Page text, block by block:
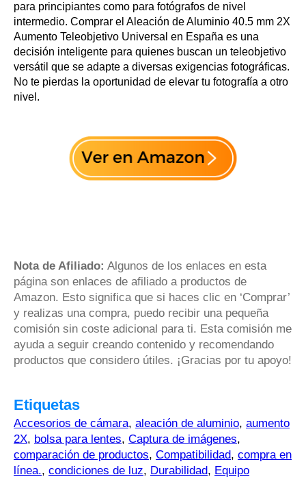
para principiantes como para fotógrafos de nivel
intermedio. Comprar el Aleación de Aluminio 40.5 mm 2X
Aumento Teleobjetivo Universal en España es una
decisión inteligente para quienes buscan un teleobjetivo
versátil que se adapte a diversas exigencias fotográficas.
No te pierdas la oportunidad de elevar tu fotografía a otro
nivel.
Nota de Afiliado: Algunos de los enlaces en esta
página son enlaces de afiliado a productos de
Amazon. Esto significa que si haces clic en ‘Comprar’
y realizas una compra, puedo recibir una pequeña
comisión sin coste adicional para ti. Esta comisión me
ayuda a seguir creando contenido y recomendando
productos que considero útiles. ¡Gracias por tu apoyo!
Etiquetas
Accesorios de cámara, aleación de aluminio, aumento
2X, bolsa para lentes, Captura de imágenes,
comparación de productos, Compatibilidad, compra en
línea., condiciones de luz, Durabilidad, Equipo